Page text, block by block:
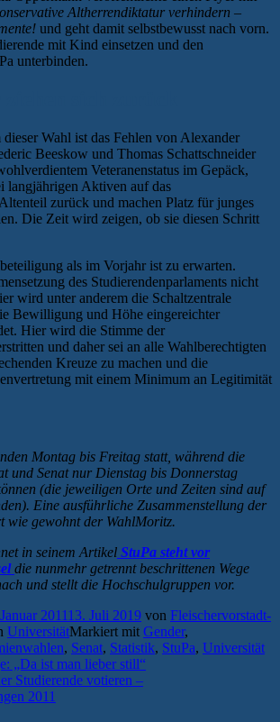
Altherrendiktatur verhindern –
und geht damit selbstbewusst nach vorn.
mit Kind einsetzen und den
unterbinden.
Wahl ist das Fehlen von Alexander
Beeskow und Thomas Schattschneider
Veteranenstatus im Gepäck,
langjährigen Aktiven auf das
zurück und machen Platz für junges
Die Zeit wird zeigen, ob sie diesen Schritt
als im Vorjahr ist zu erwarten.
des Studierendenparlaments nicht
wird unter anderem die Schaltzentrale
Bewilligung und Höhe eingereichter
Hier wird die Stimme der
und daher sei an alle Wahlberechtigten
Kreuze zu machen und die
mit einem Minimum an Legitimität
Montag bis Freitag statt, während die
und Senat nur Dienstag bis Donnerstag
(die jeweiligen Orte und Zeiten sind auf
Eine ausführliche Zusammenstellung der
wie gewohnt der WahlMoritz.
in seinem Artikel StuPa steht vor
die nunmehr getrennt beschrittenen Wege
und stellt die Hochschulgruppen vor.
201113. Juli 2019 von Fleischervorstadt-
UniversitätMarkiert mit Gender,
, Senat, Statistik, StuPa, Universität
„Da ist man lieber still“
Studierende votieren –
2011